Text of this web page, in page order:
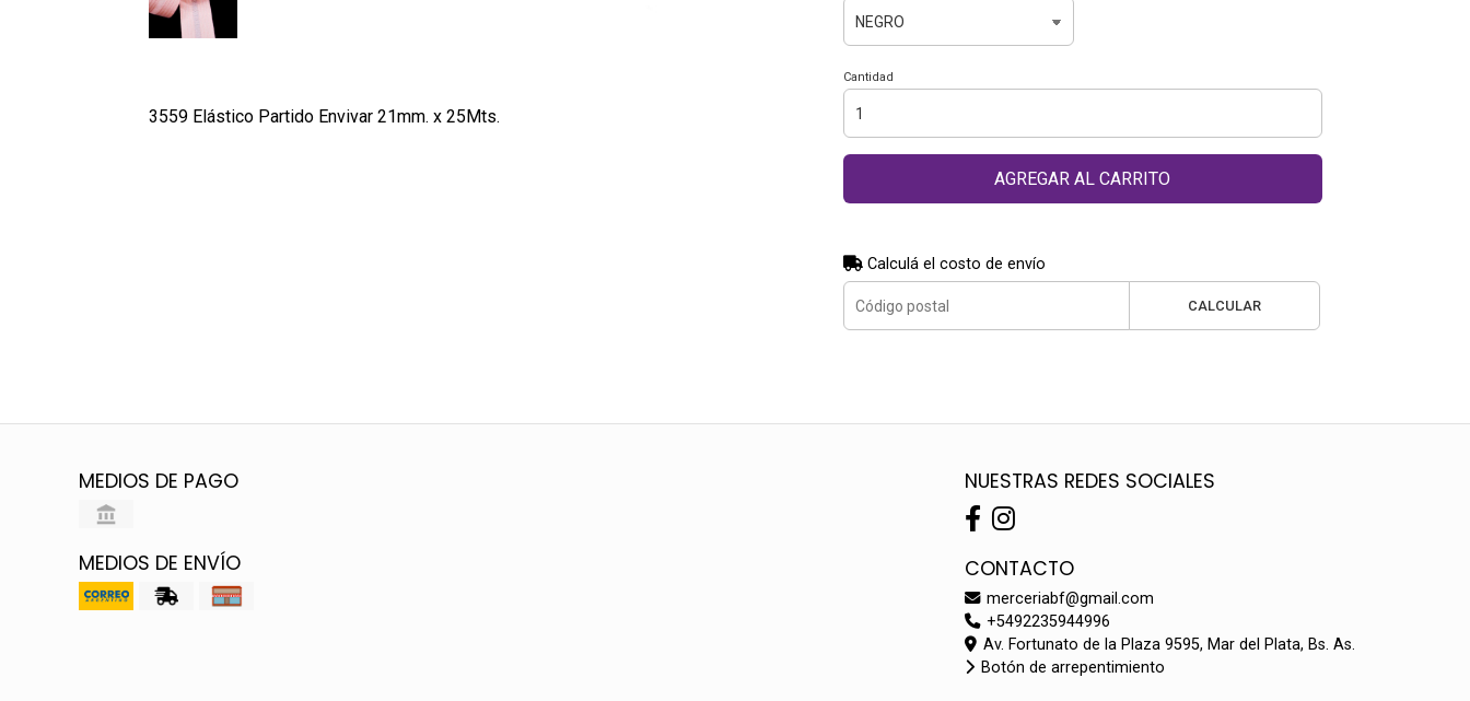
3559 Elástico Partido Envivar 21mm. x 25Mts.
Cantidad
AGREGAR AL CARRITO
Calculá el costo de envío
CALCULAR
MEDIOS DE PAGO
MEDIOS DE ENVÍO
NUESTRAS REDES SOCIALES
CONTACTO
merceriabf@gmail.com
+5492235944996
Av. Fortunato de la Plaza 9595, Mar del Plata, Bs. As.
Botón de arrepentimiento